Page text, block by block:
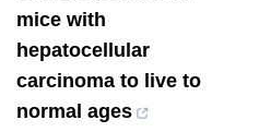
mice with
hepatocellular
carcinoma to live to
normal ages